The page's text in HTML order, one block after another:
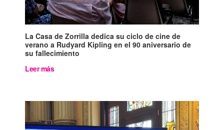
La Casa de Zorrilla dedica su ciclo de cine de
verano a Rudyard Kipling en el 90 aniversario de
su fallecimiento
Leer más